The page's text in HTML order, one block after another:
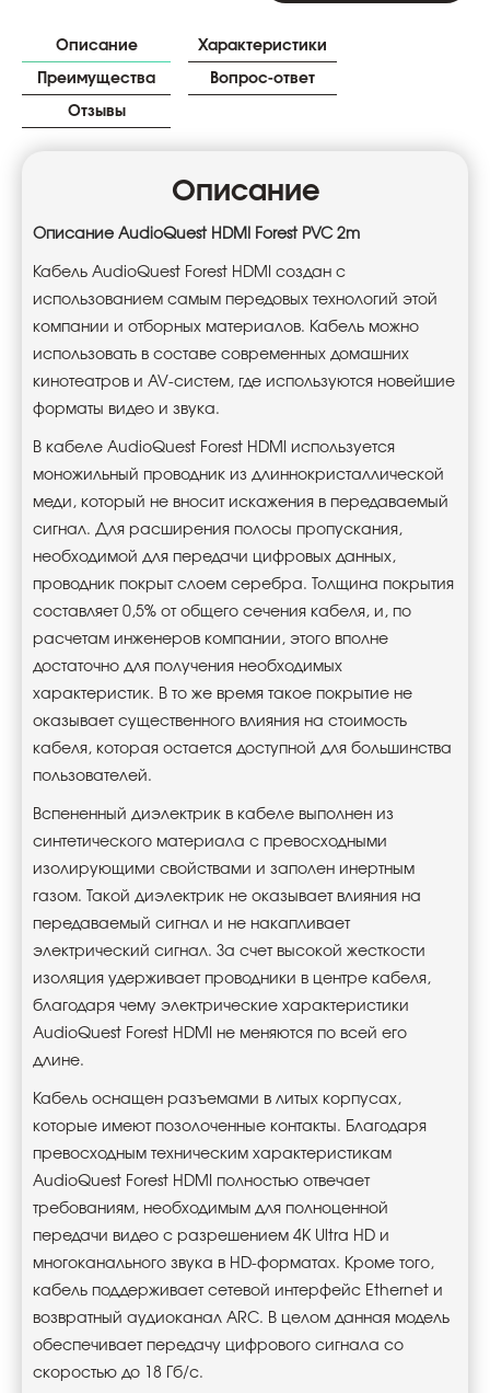
Описание Характеристики
Преимущества Вопрос-ответ
Отзывы
Описание
Описание AudioQuest HDMI Forest PVC2m
Кабель AudioQuest Forest HDMI создан с
использованием самым передовых технологий этой
компании и отборных материалов. Кабель можно
использовать в составе современных домашних
кинотеатров и AV-систем, где используются новейшие
форматы видео и звука.
В кабеле AudioQuest Forest HDMI используется
моножильный проводник из длиннокристаллической
меди, который не вносит искажения в передаваемый
сигнал. Для расширения полосы пропускания,
необходимой для передачи цифровых данных,
проводник покрыт слоем серебра. Толщина покрытия
составляет 0,5% от общего сечения кабеля, и, по
расчетам инженеров компании, этого вполне
достаточно для получения необходимых
характеристик. В то же время такое покрытие не
оказывает существенного влияния на стоимость
кабеля, которая остается доступной для большинства
пользователей.
Вспененный диэлектрик в кабеле выполнен из
синтетического материала с превосходными
изолирующими свойствами и заполен инертным
газом. Такой диэлектрик не оказывает влияния на
передаваемый сигнал и не накапливает
электрический сигнал. За счет высокой жесткости
изоляция удерживает проводники в центре кабеля,
благодаря чему электрические характеристики
AudioQuest Forest HDMI не меняются по всей его
длине.
Кабель оснащен разъемами в литых корпусах,
которые имеют позолоченные контакты. Благодаря
превосходным техническим характеристикам
AudioQuest Forest HDMI полностью отвечает
требованиям, необходимым для полноценной
передачи видео с разрешением 4K Ultra HD и
многоканального звука в HD-форматах. Кроме того,
кабель поддерживает сетевой интерфейс Ethernet и
возвратный аудиоканал ARC. В целом данная модель
обеспечивает передачу цифрового сигнала со
скоростью до 18 Гб/с.